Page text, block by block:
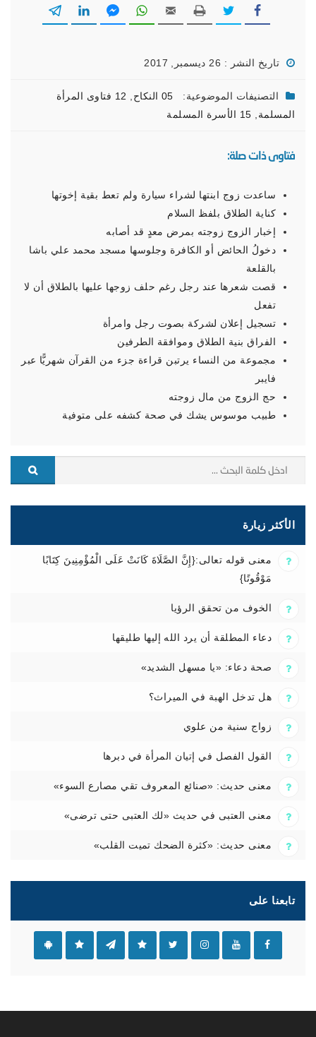
تاريخ النشر : 26 ديسمبر, 2017
التصنيفات الموضوعية: 05 النكاح
12 فتاوى المرأة
المسلمة
15 الأسرة المسلمة
فتاوى ذات صلة:
ساعدت زوج ابنتها لشراء سيارة ولم تعط بقية إخوتها
كناية الطلاق بلفظ السلام
إخبار الزوج زوجته بمرض معدٍ قد أصابه
دخولُ الحائض أو الكافرة وجلوسها مسجد محمد علي باشا
بالقلعة
قصت شعرها عند رجل رغم حلف زوجها عليها بالطلاق أن لا
تفعل
تسجيل إعلان لشركة بصوت رجل وامرأة
الفراق بنية الطلاق وموافقة الطرفين
مجموعة من النساء يرتبن قراءة جزء من القرآن شهريًّا عبر
فايبر
حج الزوج من مال زوجته
طبيب موسوس يشك في صحة كشفه على متوفية
الأكثر زيارة
معنى قوله تعالى:{إِنَّ الصَّلَاةَ كَانَتْ عَلَى الْمُؤْمِنِينَ كِتَابًا
مَوْقُوتًا}
الخوف من تحقق الرؤيا
دعاء المطلقة أن يرد الله إليها طليقها
صحة دعاء: «يا مسهل الشديد»
هل تدخل الهبة في الميراث؟
زواج سنية من علوي
القول الفصل في إتيان المرأة في دبرها
معنى حديث: «صنائع المعروف تقي مصارع السوء»
معنى العتبى في حديث «لك العتبى حتى ترضى»
معنى حديث: «كثرة الضحك تميت القلب»
تابعنا على